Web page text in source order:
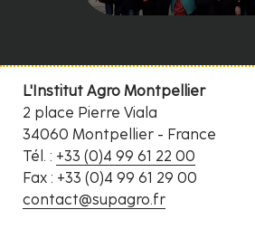
L'Institut Agro Montpellier
2 place Pierre Viala
34060 Montpellier - France
Tél. : +33 (0)4 99 61 22 00
Fax : +33 (0)4 99 61 29 00
contact@supagro.fr